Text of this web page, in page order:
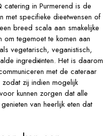
catering in Purmerend is de
met specifieke dieetwensen of
breed scala aan smakelijke
tegemoet te komen aan
vegetarisch, veganistisch,
ingrediënten. Het is daarom
met de cateraar
zij indien mogelijk
kunnen zorgen dat alle
van heerlijk eten dat